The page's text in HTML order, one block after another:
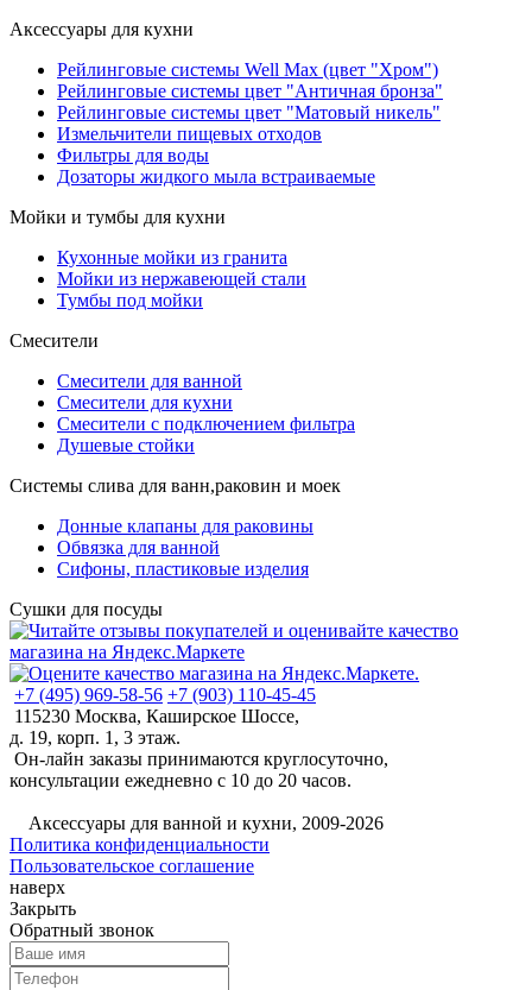
Аксессуары для кухни
Рейлинговые системы Well Max (цвет "Хром")
Рейлинговые системы цвет "Античная бронза"
Рейлинговые системы цвет "Матовый никель"
Измельчители пищевых отходов
Фильтры для воды
Дозаторы жидкого мыла встраиваемые
Мойки и тумбы для кухни
Кухонные мойки из гранита
Мойки из нержавеющей стали
Тумбы под мойки
Смесители
Смесители для ванной
Смесители для кухни
Смесители с подключением фильтра
Душевые стойки
Системы слива для ванн,раковин и моек
Донные клапаны для раковины
Обвязка для ванной
Сифоны, пластиковые изделия
Сушки для посуды
+7 (495) 969-58-56 +7 (903) 110-45-45
115230 Москва, Каширское Шоссе,
д. 19, корп. 1, 3 этаж.
Он-лайн заказы принимаются круглосуточно,
консультации ежедневно с 10 до 20 часов.
Аксессуары для ванной и кухни, 2009-2026
Политика конфиденциальности
Пользовательское соглашение
наверх
Закрыть
Обратный звонок